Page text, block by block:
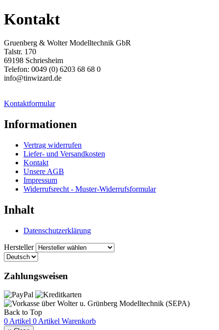
Kontakt
Gruenberg & Wolter Modelltechnik GbR
Talstr. 170
69198 Schriesheim
Telefon: 0049 (0) 6203 68 68 0
info@tinwizard.de
Kontaktformular
Informationen
Vertrag widerrufen
Liefer- und Versandkosten
Kontakt
Unsere AGB
Impressum
Widerrufsrecht - Muster-Widerrufsformular
Inhalt
Datenschutzerklärung
Hersteller
Zahlungsweisen
Back to Top
0 Artikel 0 Artikel Warenkorb